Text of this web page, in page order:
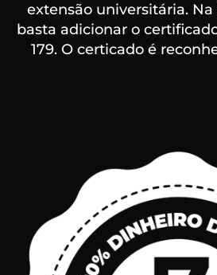
extensão universitária.
basta adicionar o
179. O certicado é